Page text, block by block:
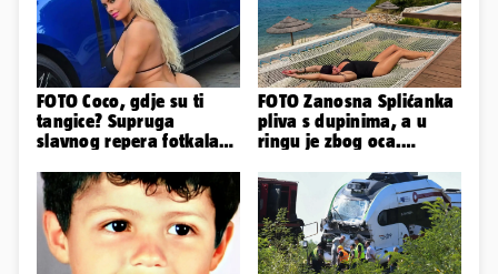
FOTO Coco, gdje su ti
tangice? Supruga
slavnog repera fotkala
sve
FOTO Zanosna Splićanka
pliva s dupinima, a u
ringu je zbog oca.